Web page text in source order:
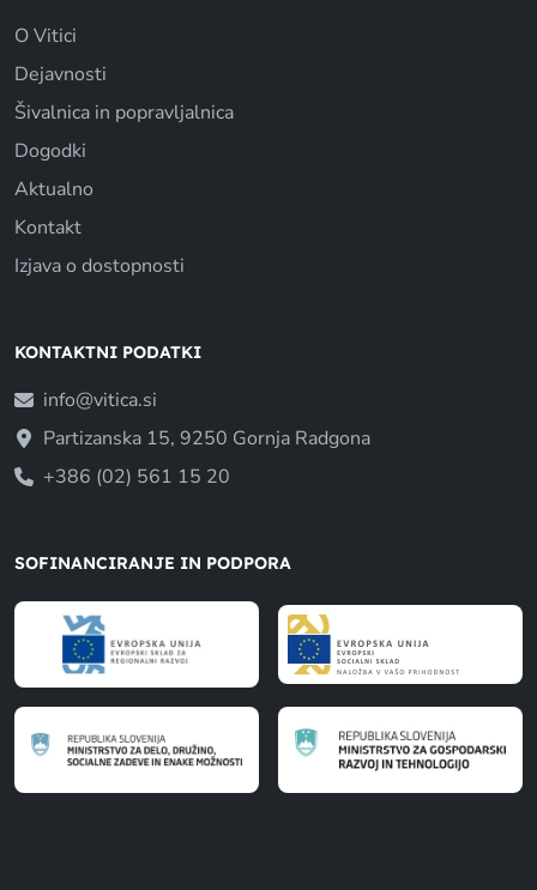
O Vitici
Dejavnosti
Šivalnica in popravljalnica
Dogodki
Aktualno
Kontakt
Izjava o dostopnosti
KONTAKTNI PODATKI
info@vitica.si
Partizanska 15, 9250 Gornja Radgona
+386 (02) 561 15 20
SOFINANCIRANJE IN PODPORA